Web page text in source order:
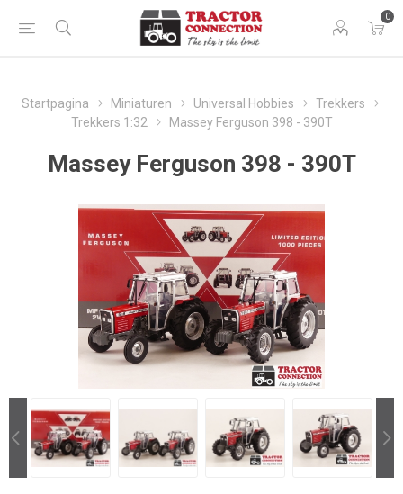
0
Startpagina Miniaturen Universal Hobbies
Trekkers
Trekkers 1:32
Massey Ferguson 398 - 390T
Massey Ferguson 398 - 390T